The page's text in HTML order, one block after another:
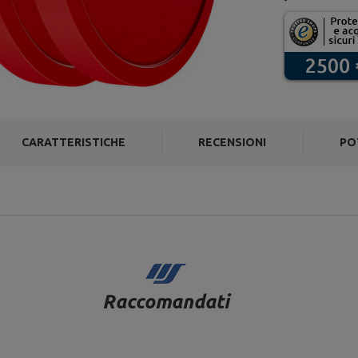
CARATTERISTICHE RECENSIONI
Raccomandati